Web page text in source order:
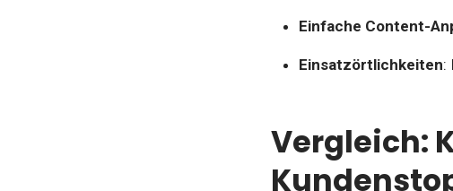
Einfache Content-
Einsatzörtlichkeiten:
Vergleich: